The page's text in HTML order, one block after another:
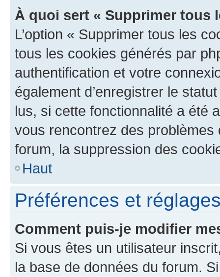
À quoi sert « Supprimer tous
L’option « Supprimer tous les
tous les cookies générés par
authentification et votre
également d’enregistrer le
lus, si cette fonctionnalité a été
vous rencontrez des
forum, la suppression des
Haut
Préférences et
Comment puis-je modifier
Si vous êtes un utilisateur
la base de données du forum.